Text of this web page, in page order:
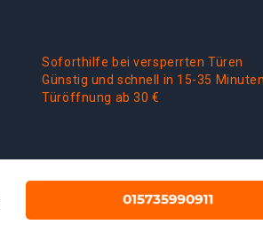
Soforthilfe bei versperrten Türen
Günstig und schnell in 15-35
Türöffnung ab 30 €